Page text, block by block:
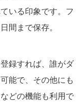
いる印象です。フ
間まで保存。
録すれば、誰がダ
能で、その他にも
どの機能も利用で